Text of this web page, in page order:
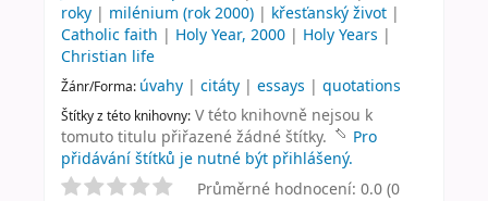
roky | milénium (rok 2000) | křesťanský život |
Catholic faith | Holy Year, 2000 | Holy Years |
Christian life
Žánr/Forma: úvahy | citáty | essays | quotations
Štítky z této knihovny: V této knihovně nejsou k
tomuto titulu přiřazené žádné štítky.
Pro
přidávání štítků je nutné být přihlášený.
Průměrné hodnocení: 0.0 (0